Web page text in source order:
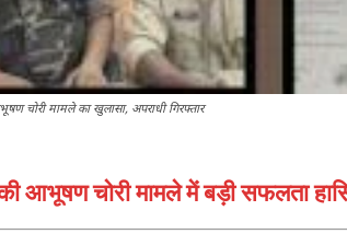
मामले का खुलासा, अपराधी गिरफ्तार
चोरी मामले में बड़ी सफलता